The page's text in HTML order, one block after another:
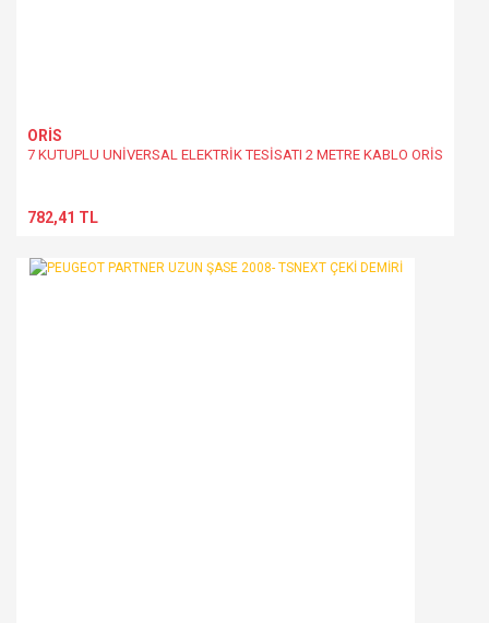
ORİS
7 KUTUPLU UNİVERSAL ELEKTRİK TESİSATI 2 METRE KABLO ORİS
782,41 TL